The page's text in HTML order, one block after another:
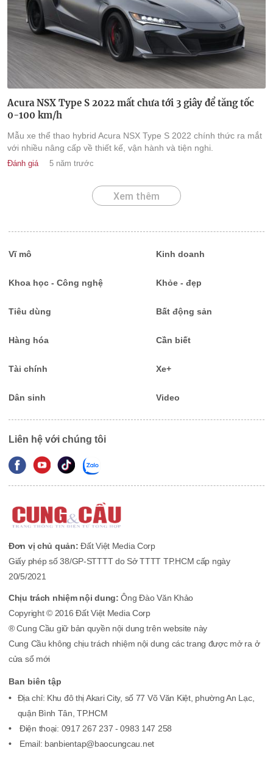
Acura NSX Type S 2022 mất chưa tới 3 giây để tăng tốc
0-100 km/h
Mẫu xe thể thao hybrid Acura NSX Type S 2022 chính thức ra mắt
với nhiều nâng cấp về thiết kế, vận hành và tiện nghi.
Đánh giá 5 năm trước
Xem thêm
Vĩ mô Kinh doanh
Khoa học - Công nghệ Khỏe - đẹp
Tiêu dùng Bất động sản
Hàng hóa Cần biết
Tài chính Xe+
Dân sinh Video
Liên hệ với chúng tôi
Đơn vị chủ quản: Đất Việt Media Corp
Giấy phép số 38/GP-STTTT do Sở TTTT TP.HCM cấp ngày
20/5/2021
Chịu trách nhiệm nội dung:Ông Đào Văn Khảo
Copyright © 2016 Đất Việt Media Corp
® Cung Cầu giữ bản quyền nội dung trên website này
Cung Cầu không chịu trách nhiệm nội dung các trang được mở ra ở
cửa sổ mới
Ban biên tập
Địa chỉ: Khu đô thị Akari City, số 77 Võ Văn Kiệt, phường An Lạc,
quận Bình Tân, TP.HCM
Điện thoại: 0917 267 237 - 0983 147 258
Email: banbientap@baocungcau.net